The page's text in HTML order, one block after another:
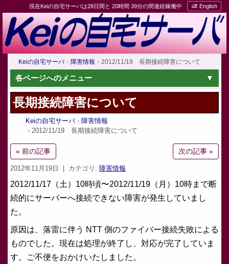
現在Keiの自宅サーバは28日間と 20時間 39分の間連続稼働中 English
Keiの自宅サーバ 障害情報 2012/11/19 長期接続障害について
各ページへのメニュー
長期接続障害について
Keiの自宅サーバ
障害情報
2012/11/19 長期接続障害について
« 前の記事 次の記事 »
2012年11月19日 | カテゴリ: 障害情報
2012/11/17（土）10時頃〜2012/11/19（月）10時まで断
続的にサーバーへ接続できない障害が発生していまし
た。
原因は、落雷に伴う NTT 側のファイバー接続失敗による
ものでした。現在は処理が終了し、対応が完了していま
す。ご不便をおかけいたしました。